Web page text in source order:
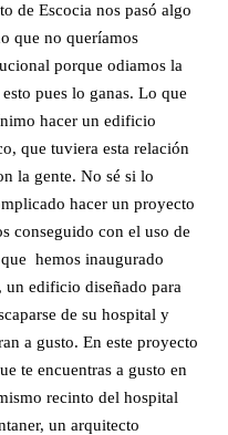
de Escocia nos pasó algo
que no queríamos
porque odiamos la
pues lo ganas. Lo que
hacer un edificio
que tuviera esta relación
la gente. No sé si lo
hacer un proyecto
conseguido con el uso de
hemos inaugurado
edificio diseñado para
de su hospital y
a gusto. En este proyecto
te encuentras a gusto en
recinto del hospital
un arquitecto